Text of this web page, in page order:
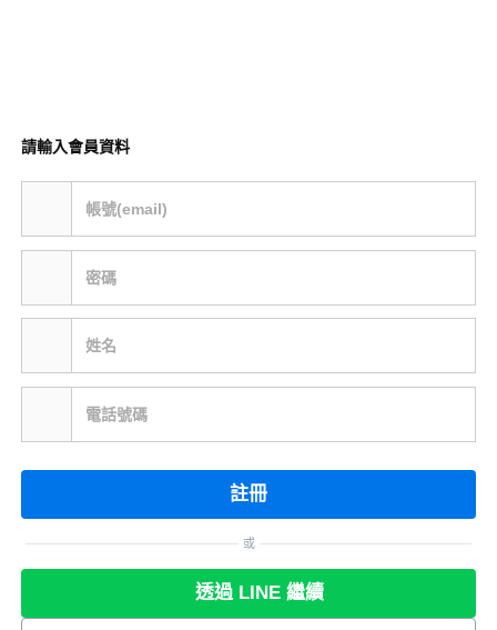
請輸入會員資料
帳號(email)
密碼
姓名
電話號碼
註冊
或
透過 LINE 繼續